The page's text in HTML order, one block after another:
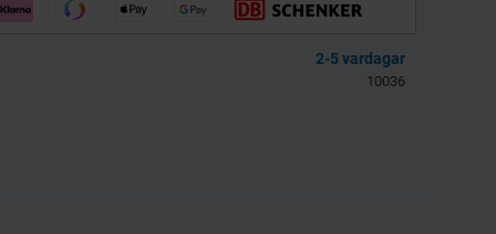
2.5kg Tändstift NGK B7HS
2-5 vardagar
10036